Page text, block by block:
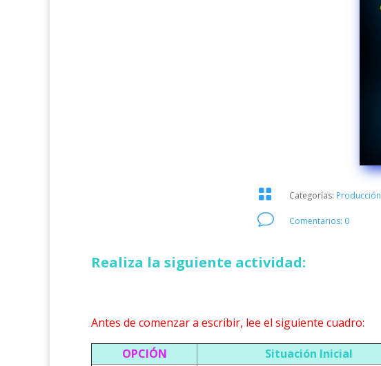
 Categorías: Producción
v Comentarios: 0
Realiza la siguiente actividad:
Antes de comenzar a escribir, lee el siguiente cuadro:
OPCIÓN Situación Inicial